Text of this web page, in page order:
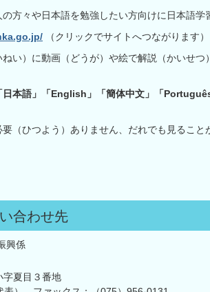
方々や日本語を勉強したい方向けに日本語学
（クリックでサイトへつながります）
い）に動画（どうが）や絵で解説（かいせつ
本語」「English」「簡体中文」「
要（ひつよう）ありません、だれでも見ること
合わせ先
興係
字夏目３番地